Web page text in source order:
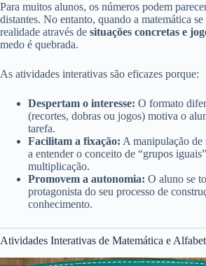
Para muitos alunos, os números podem
distantes. No entanto, quando a matemática
realidade através de situações concretas e
medo é quebrada.
As atividades interativas são eficazes porque:
Despertam o interesse: O formato
(recortes, dobras ou jogos) motiva o
tarefa.
Facilitam a fixação: A manipulação de
a entender o conceito de “grupos
multiplicação.
Promovem a autonomia: O aluno se
protagonista do seu processo de
conhecimento.
Atividades Interativas de Matemática e